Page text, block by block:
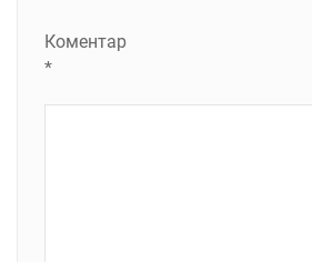
Коментар
*